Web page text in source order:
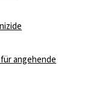
angehende